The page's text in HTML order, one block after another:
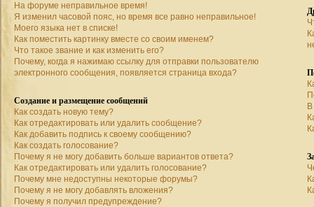
На форуме неправильное время!
Я изменил часовой пояс, но время все равно неправильное!
Моего языка нет в списке!
Как поместить картинку вместе со своим именем?
Что такое звание и как изменить его?
Почему, когда я нажимаю ссылку для отправки пользователю
электронного сообщения, появляется страница входа?
Создание и размещение сообщений
Как создать новую тему?
Как отредактировать или удалить сообщение?
Как добавить подпись к своему сообщению?
Как создать голосование?
Почему я не могу добавить больше вариантов ответа?
Как отредактировать или удалить голосование?
Почему мне недоступны некоторые форумы?
Почему я не могу добавлять вложения?
Почему я получил предупреждение?